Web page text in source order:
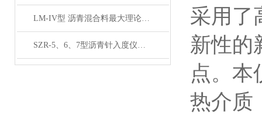
LM-IV型 沥青混合料最大理论密度仪 (屏显全自动）展示
SZR-5、6、7型沥青针入度仪产品展示
采用了
新性的
点。本
热介质